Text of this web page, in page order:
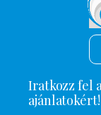
Iratkozz fel
ajánlatokért!